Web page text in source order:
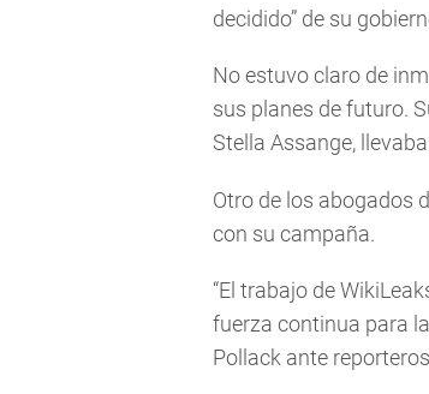
decidido” de su
No estuvo claro de
sus planes de futuro.
Stella Assange,
Otro de los abogados
con su campaña.
“El trabajo de
fuerza continua para
Pollack ante